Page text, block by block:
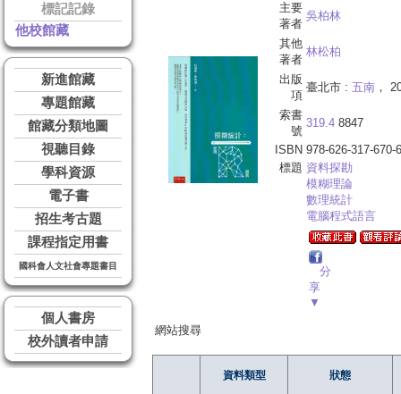
標記記錄
他校館藏
新進館藏
專題館藏
館藏分類地圖
視聽目錄
學科資源
電子書
招生考古題
課程指定用書
國科會人文社會專題書目
個人書房
校外讀者申請
主要
著者
吳柏林
其他
著者
林松柏
出版
項
臺北市 : 五南 ，
索書
號
319.4 8847
ISBN 978-626-317-670-6
標題 資料探勘
模糊理論
數理統計
電腦程式語言
分
享
▼
網站搜尋
資料類型 狀態